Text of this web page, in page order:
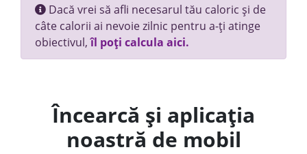
Dacă vrei să afli necesarul tău caloric și de
câte calorii ai nevoie zilnic pentru a-ți atinge
obiectivul,îl poți calcula aici.
Încearcă și aplicația
noastră de mobil